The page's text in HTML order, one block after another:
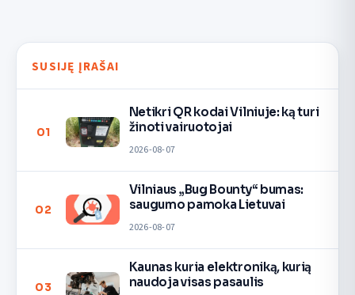
SUSIJĘ ĮRAŠAI
01
Netikri QR kodai Vilniuje: ką turi
žinoti vairuotojai
2026-08-07
02
Vilniaus „Bug Bounty“ bumas:
saugumo pamoka Lietuvai
2026-08-07
03
Kaunas kuria elektroniką, kurią
naudoja visas pasaulis